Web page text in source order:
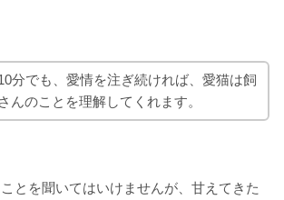
分でも、愛情を注ぎ続ければ、愛猫は飼
んのことを理解してくれます。
とを聞いてはいけませんが、甘えてきた